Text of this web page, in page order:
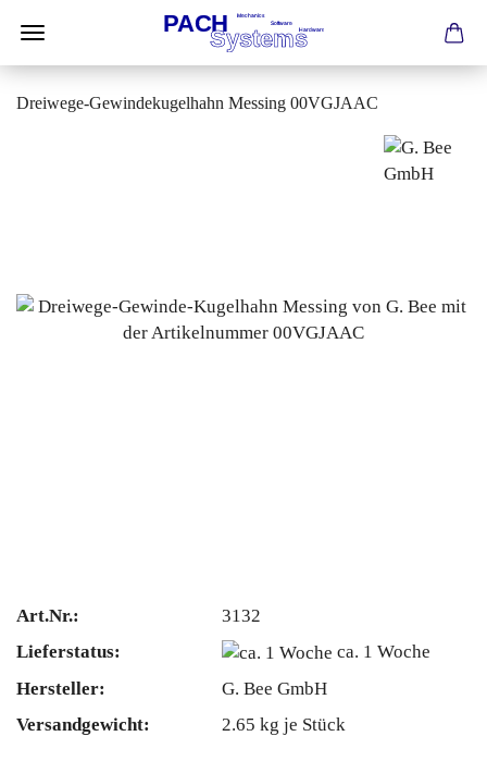
Dreiwege-Gewindekugelhahn Messing 00VGJAAC
Art.Nr.:
3132
Lieferstatus:
ca. 1 Woche
Hersteller:
G. Bee GmbH
Versandgewicht:
2.65 kg je Stück